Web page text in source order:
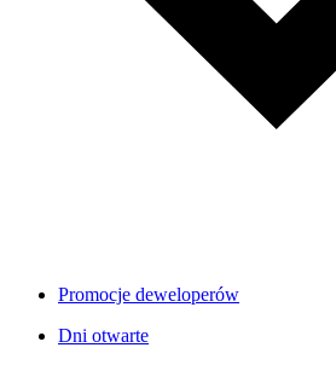
Promocje deweloperów
Dni otwarte